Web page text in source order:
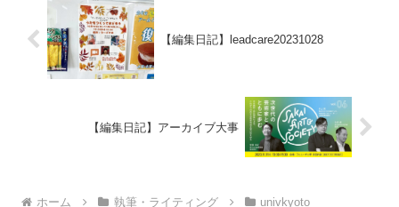
【編集日記】leadcare20231028
【編集日記】アーカイブ大事
ホーム 執筆・ライティング univkyoto